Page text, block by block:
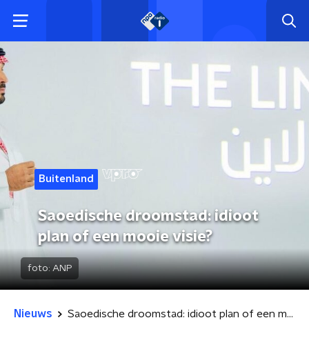
Buitenland
Saoedische droomstad: idioot
plan of een mooie visie?
foto: ANP
Nieuws Saoedische droomstad: idioot plan of een mooie visie?